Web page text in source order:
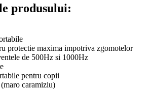
produsului:
protectie maxima impotriva zgomotelor
de 500Hz si 1000Hz
pentru copii
caramiziu)